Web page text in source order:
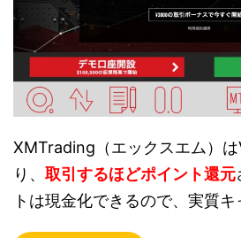
XMTrading（エックスエム）
り、 取引するほどポイント還元
トは現金化できるので、実質キ